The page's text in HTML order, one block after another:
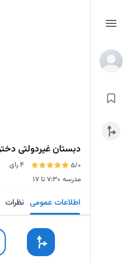
دبستان غیردولتی
5/0
4 رای
مدرسه ۷:۳۰ تا ۱۷
اطلاعات عمومی نظرات